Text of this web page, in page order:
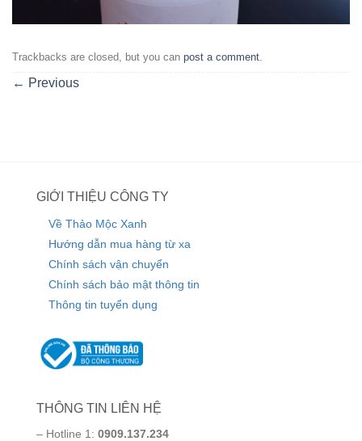
Trackbacks are closed, but you can post a comment
← Previous
GIỚI THIỆU CÔNG TY
Về Thảo Mộc Xanh
Hướng dẫn mua hàng từ xa
Chính sách vận chuyển
Chính sách bảo mật thông tin
Thông tin tuyển dụng
THÔNG TIN LIÊN HỆ
– Hotline 1: 0909.137.234